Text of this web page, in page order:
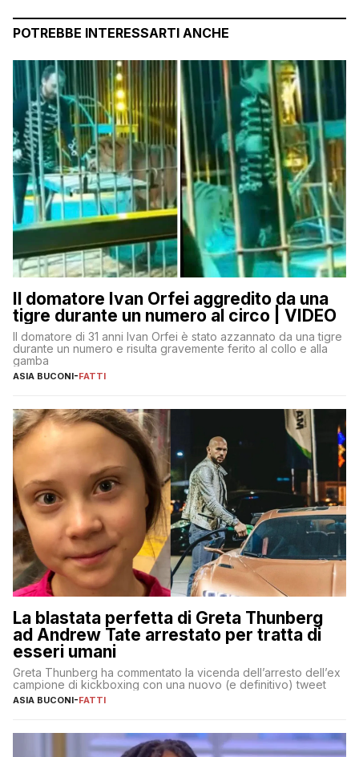
POTREBBE INTERESSARTI ANCHE
Il domatore Ivan Orfei aggredito da una
tigre durante un numero al circo | VIDEO
Il domatore di 31 anni Ivan Orfei è stato azzannato da una tigre
durante un numero e risulta gravemente ferito al collo e alla
gamba
ASIA BUCONI-FATTI
La blastata perfetta di Greta Thunberg
ad Andrew Tate arrestato per tratta di
esseri umani
Greta Thunberg ha commentato la vicenda dell’arresto dell’ex
campione di kickboxing con una nuovo (e definitivo) tweet
ASIA BUCONI-FATTI